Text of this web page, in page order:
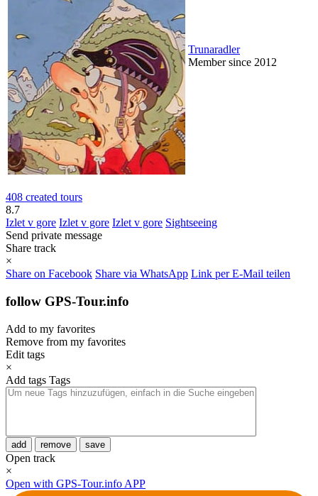
Trunaradler
Member since 2012
408 created tours
8.7
Izlet v gore Izlet v gore Izlet v gore Sightseeing
Send private message
Share track
×
Share on Facebook Share via WhatsApp Link per E-Mail teilen
follow GPS-Tour.info
Add to my favorites
Remove from my favorites
Edit tags
×
Add tags Tags
add remove save
Open track
×
Open with GPS-Tour.info APP